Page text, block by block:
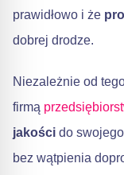
prawidłowo i że
dobrej drodze.
Niezależnie od
firmą
jakości do swojego
bez wątpienia